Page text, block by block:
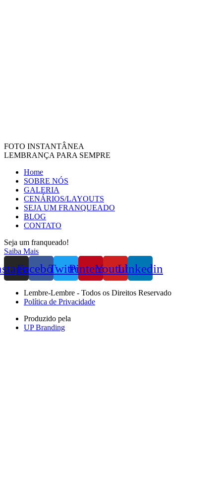
FOTO INSTANTÂNEA
LEMBRANÇA PARA SEMPRE
Home
SOBRE NÓS
GALERIA
CENÁRIOS/LAYOUTS
SEJA UM FRANQUEADO
BLOG
CONTATO
Seja um franqueado!
Saiba Mais
FacebookTwitterPinterestYoutubeLinkedin
Lembre-Lembre - Todos os Direitos Reservado
Política de Privacidade
Produzido pela
UP Branding